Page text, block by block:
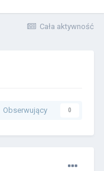
Cała aktywność
Obserwujący 0